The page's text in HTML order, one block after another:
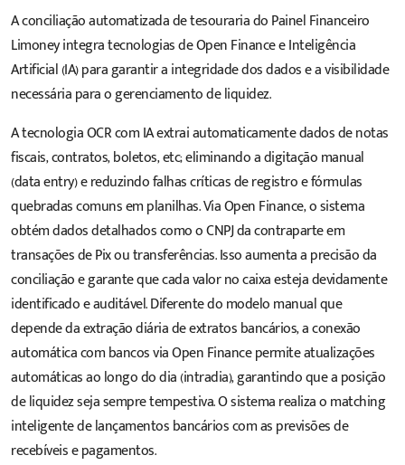
A conciliação automatizada de tesouraria do Painel Financeiro
Limoney integra tecnologias de Open Finance e Inteligência
Artificial (IA) para garantir a integridade dos dados e a visibilidade
necessária para o gerenciamento de liquidez.
A tecnologia OCR com IA extrai automaticamente dados de notas
fiscais, contratos, boletos, etc; eliminando a digitação manual
(data entry) e reduzindo falhas críticas de registro e fórmulas
quebradas comuns em planilhas. Via Open Finance, o sistema
obtém dados detalhados como o CNPJ da contraparte em
transações de Pix ou transferências. Isso aumenta a precisão da
conciliação e garante que cada valor no caixa esteja devidamente
identificado e auditável. Diferente do modelo manual que
depende da extração diária de extratos bancários, a conexão
automática com bancos via Open Finance permite atualizações
automáticas ao longo do dia (intradia), garantindo que a posição
de liquidez seja sempre tempestiva. O sistema realiza o matching
inteligente de lançamentos bancários com as previsões de
recebíveis e pagamentos.